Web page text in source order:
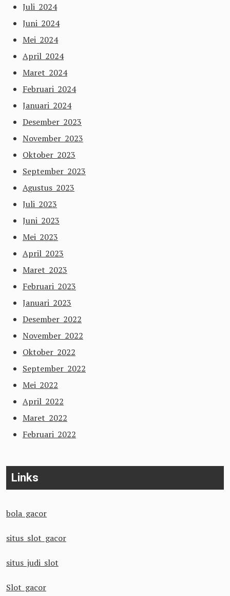
Juli 2024
Juni 2024
Mei 2024
April 2024
Maret 2024
Februari 2024
Januari 2024
Desember 2023
November 2023
Oktober 2023
September 2023
Agustus 2023
Juli 2023
Juni 2023
Mei 2023
April 2023
Maret 2023
Februari 2023
Januari 2023
Desember 2022
November 2022
Oktober 2022
September 2022
Mei 2022
April 2022
Maret 2022
Februari 2022
Links
bola gacor
situs slot gacor
situs judi slot
Slot gacor